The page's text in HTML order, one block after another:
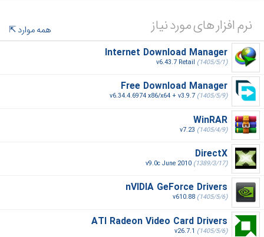
نرم افزار های مورد نیاز
همه موارد
Internet Download Manager
v6.43.7 Retail (1405/5/1)
Free Download Manager
v6.34.4.6974 x86/x64 + v3.9.7 (1405/5/9)
WinRAR
v7.23 (1405/4/9)
DirectX
v9.0c June 2010 (1389/3/17)
nVIDIA GeForce Drivers
v610.88 (1405/5/6)
ATI Radeon Video Card Drivers
v26.7.1 (1405/5/6)